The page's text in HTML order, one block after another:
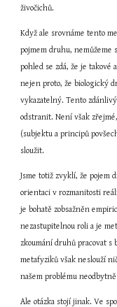
živočichů.
Když ale srovnáme tento
pojmem druhu, nemůžeme
pohled se zdá, že je takové
nejen proto, že biologický
vykazatelný. Tento
odstranit. Není však
(subjektu a principů
sloužit.
Jsme totiž zvyklí, že pojem
orientaci v rozmanitosti
je bohatě zobsažněn
nezastupitelnou roli a je
zkoumání druhů pracovat
metafyziků však neslouží
našem problému
Ale otázka stojí jinak. Ve